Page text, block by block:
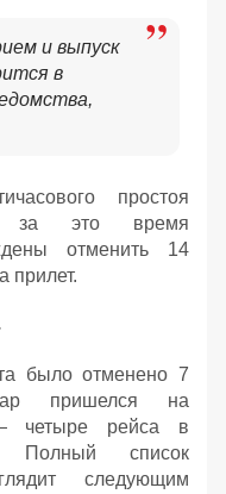
и выпуск
в
простоя
за это время
отменить 14
прилет.
было отменено 7
пришелся на
четыре рейса в
Полный список
следующим